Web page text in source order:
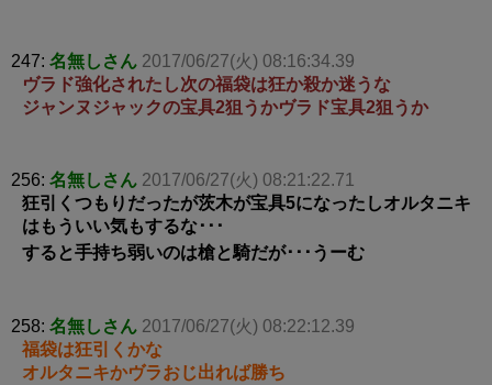
247: 名無しさん 2017/06/27(火) 08:16:34.39
ヴラド強化されたし次の福袋は狂か殺か迷うな
ジャンヌジャックの宝具2狙うかヴラド宝具2狙うか
256: 名無しさん 2017/06/27(火) 08:21:22.71
狂引くつもりだったが茨木が宝具5になったしオルタニキ
はもういい気もするな･･･
すると手持ち弱いのは槍と騎だが･･･うーむ
258: 名無しさん 2017/06/27(火) 08:22:12.39
福袋は狂引くかな
オルタニキかヴラおじ出れば勝ち